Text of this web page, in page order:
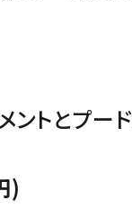
受注生産
ン・紐
ントとプー
)